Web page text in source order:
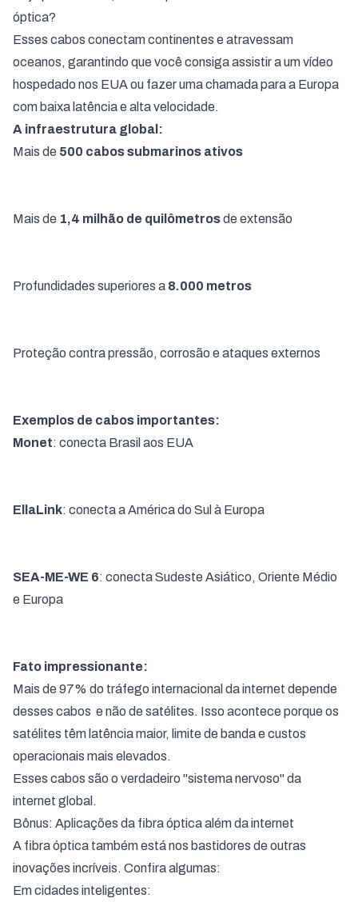
óptica?
Esses cabos conectam continentes e atravessam
oceanos, garantindo que você consiga assistir a um vídeo
hospedado nos EUA ou fazer uma chamada para a Europa
com baixa latência e alta velocidade.
A infraestrutura global:
Mais de 500 cabos submarinos ativos
Mais de 1,4 milhão de quilômetrosde extensão
Profundidades superiores a 8.000 metros
Proteção contra pressão, corrosão e ataques externos
Exemplos de cabos importantes:
Monet: conecta Brasil aos EUA
EllaLink: conecta a América do Sul à Europa
SEA-ME-WE 6: conecta Sudeste Asiático, Oriente Médio
e Europa
Fato impressionante:
Mais de 97% do tráfego internacional da internet depende
desses cabos e não de satélites. Isso acontece porque os
satélites têm latência maior, limite de banda e custos
operacionais mais elevados.
Esses cabos são o verdadeiro "sistema nervoso" da
internet global.
Bônus: Aplicações da fibra óptica além da internet
A fibra óptica também está nos bastidores de outras
inovações incríveis. Confira algumas:
Em cidades inteligentes: